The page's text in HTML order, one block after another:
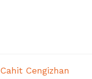
Cahit Cengizhan